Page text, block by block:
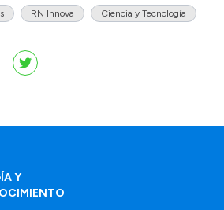
RN Innova Ciencia y Tecnología
Y